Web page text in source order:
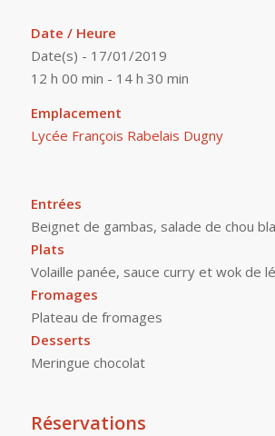
Date / Heure
Date(s) - 17/01/2019
12 h 00 min - 14 h 30 min
Emplacement
Lycée François Rabelais Dugny
Entrées
Beignet de gambas, salade de chou
Plats
Volaille panée, sauce curry et wok de
Fromages
Plateau de fromages
Desserts
Meringue chocolat
Réservations